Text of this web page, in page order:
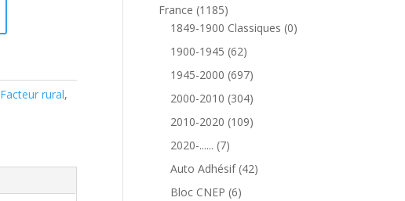
Facteur rural,
produits
France 11851185
produits
1849-1900 Classiques 00
1900-1945 6262
produits
1945-2000 697697
produits
2000-2010 304304
produits
2010-2020 109109
2020-...... 77
produits
Auto Adhésif 4242
Bloc CNEP 66